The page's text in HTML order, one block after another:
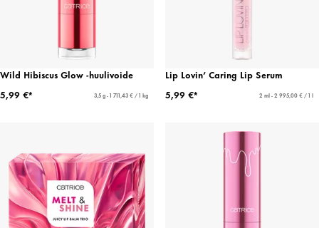
Wild Hibiscus Glow -huulivoide
5,99 €*
3,5 g - 1 711,43 € / 1 kg
Lip Lovin’ Caring Lip Serum
5,99 €*
2 ml - 2 995,00 € / 1 l